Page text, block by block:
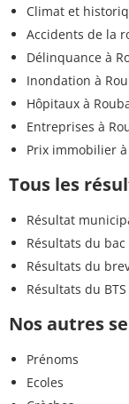
Climat et
Accidents de la
Délinquance à
Inondation à
Hôpitaux à
Entreprises à
Prix immobilier
Tous les
Résultat
Résultats du bac
Résultats du
Résultats du
Nos autres
Prénoms
Ecoles